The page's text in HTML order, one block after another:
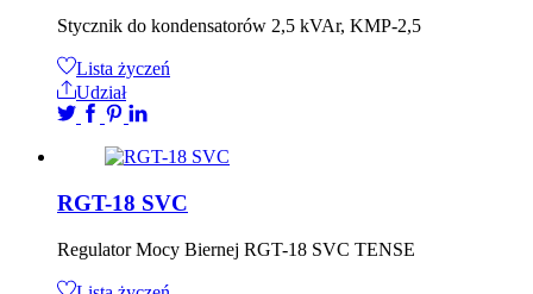
Stycznik do kondensatorów 2,5 kVAr, KMP-2,5
Lista życzeń
Udział
RGT-18 SVC
Regulator Mocy Biernej RGT-18 SVC TENSE